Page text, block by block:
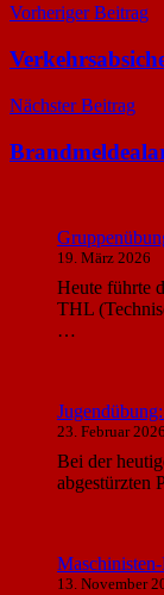
Vorheriger Beitrag
Nächster Beitrag
19. März 2026
Heute führte
THL
…
23. Februar 2026
Bei der
abgestürzten
13. November